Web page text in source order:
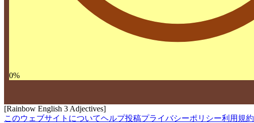
0%
[Rainbow English 3 Adjectives]
このウェブサイトについてヘルプ投稿プライバシーポリシー利用規約